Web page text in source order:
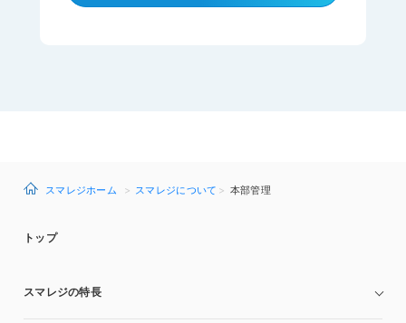
スマレジホーム スマレジについて 本部管理
トップ
スマレジの特長